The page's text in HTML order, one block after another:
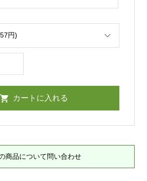
商品について問い合わせ